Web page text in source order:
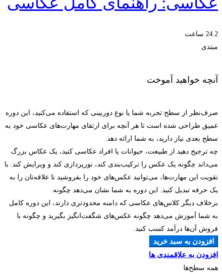
24.2 ساعت
مبتدی
آنچه خواهید آموخت
صرف‌نظر از سطح تجربه شما یا نوع دوربینی که استفاده می‌کنید، این دوره
عمیق طراحی شده است تا هر آنچه برای ارتقای مهارت‌های عکاسی خود به
سطح بعدی نیاز دارید، به شما ارائه دهد.
چه ترجیح دهید از طبیعت، حیوانات یا افراد عکاسی کنید، یک عکاس بزرگ
می‌داند چگونه یک عکس را ترکیب‌بندی کند، نورپردازی کند و ویرایش کند. با
تقویت این مهارت‌ها، می‌توانید عکس‌های خود را بفروشید تا علاقه‌تان را به
یک حرفه تبدیل کنید. این دوره به شما نشان می‌دهد چگونه.
برخلاف دیگر کلاس‌های عکاسی که دامنه محدودتری دارند، این دوره کامل
به شما آموزش می‌دهد چگونه عکس‌های شگفت‌انگیز بگیرید و چگونه با
فروش آن‌ها درآمد کسب کنید.
افزودن به سبد خرید
افزودن به علاقمندی ها
همه سطح‌ها